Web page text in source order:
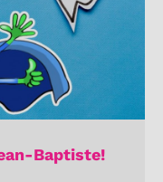
Baptiste!